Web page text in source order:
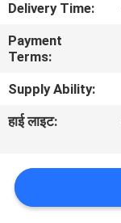
संपर्क
समाचार
एक
उद्धरण
Delivery Time:
Payment
Terms:
Supply Ability:
हाई लाइट: